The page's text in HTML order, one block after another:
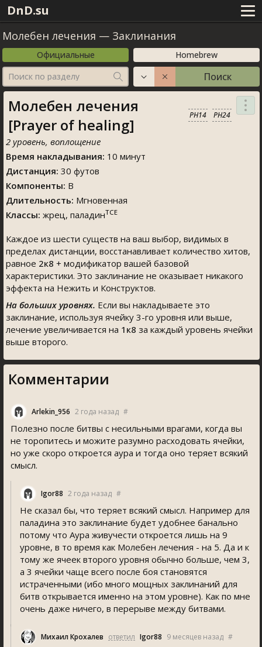
DnD.su
Молебен лечения — Заклинания
Официальные
Homebrew
Поиск по разделу
Поиск
Молебен лечения
[Prayer of healing]
PH14 PH24
2 уровень, воплощение
Время накладывания: 10 минут
Дистанция: 30 футов
Компоненты: В
Длительность: Мгновенная
Классы: жрец, паладинTCE
Каждое из шести существ на ваш выбор, видимых в
пределах дистанции, восстанавливает количество хитов,
равное 2к8 + модификатор вашей базовой
характеристики. Это заклинание не оказывает никакого
эффекта на Нежить и Конструктов.
На больших уровнях. Если вы накладываете это
заклинание, используя ячейку 3-го уровня или выше,
лечение увеличивается на 1к8 за каждый уровень ячейки
выше второго.
Комментарии
Arlekin_956 2 года назад #
Полезно после битвы с несильными врагами, когда вы
не торопитесь и можите разумно расходовать ячейки,
но уже скоро откроется аура и тогда оно теряет всякий
смысл.
Igor88 2 года назад #
Не сказал бы, что теряет всякий смысл. Например для
паладина это заклинание будет удобнее банально
потому что Аура живучести откроется лишь на 9
уровне, в то время как Молебен лечения - на 5. Да и к
тому же ячеек второго уровня обычно больше, чем 3,
а 3 ячейки чаще всего после боя становятся
истраченными (ибо много мощных заклинаний для
битв открывается именно на этом уровне). Как по мне
очень даже ничего, в перерыве между битвами.
Михаил Крохалев ответил Igor88 9 месяцев назад #